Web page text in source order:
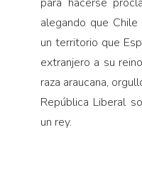
alegando que
un territorio que
extranjero a su
raza araucana,
República Liberal
un rey.